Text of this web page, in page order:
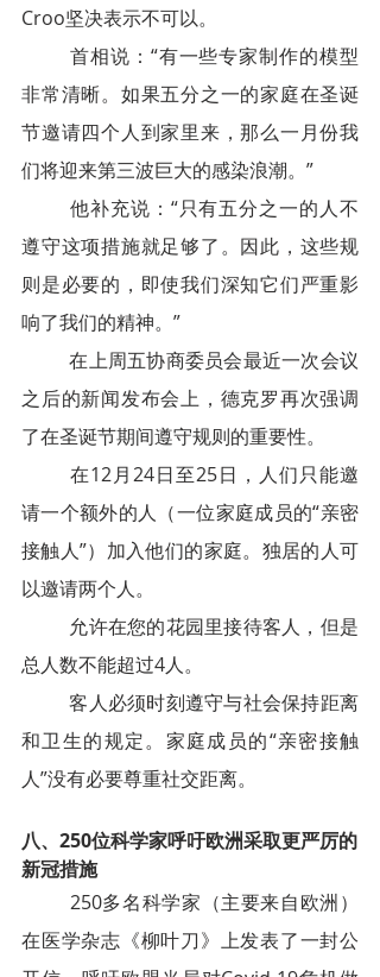
Croo坚决表示不可以。
首相说：“有一些专家制作的模型
非常清晰。如果五分之一的家庭在圣诞
节邀请四个人到家里来，那么一月份我
们将迎来第三波巨大的感染浪潮。”
他补充说：“只有五分之一的人不
遵守这项措施就足够了。因此，这些规
则是必要的，即使我们深知它们严重影
响了我们的精神。”
在上周五协商委员会最近一次会议
之后的新闻发布会上，德克罗再次强调
了在圣诞节期间遵守规则的重要性。
在12月24日至25日，人们只能邀
请一个额外的人（一位家庭成员的“亲密
接触人”）加入他们的家庭。独居的人可
以邀请两个人。
允许在您的花园里接待客人，但是
总人数不能超过4人。
客人必须时刻遵守与社会保持距离
和卫生的规定。家庭成员的“亲密接触
人”没有必要尊重社交距离。
八、 250位科学家呼吁欧洲采取更严厉的
新冠措施
250多名科学家（主要来自欧洲）
在医学杂志《柳叶刀》上发表了一封公